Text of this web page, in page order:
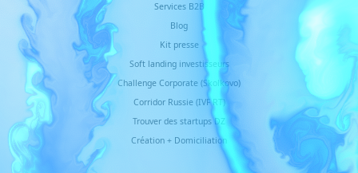
Services B2B
Blog
Kit presse
Soft landing investisseurs
Challenge Corporate (Skolkovo)
Corridor Russie (IVF RT)
Trouver des startups DZ
Création + Domiciliation